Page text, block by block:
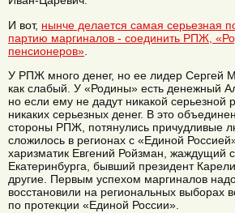
И вот, нынче делается самая серьезная
партию маргиналов - соединить РПЖ,
пенсионеров»
У РПЖ много денег, но ее лидер Сергей
как слабый. У «Родины» есть денежный
но если ему не дадут никакой серьезной
никаких серьезных денег. В это
стороны РПЖ, потянулись причудливые
сложилось в регионах с «Единой
харизматик Евгений Ройзман, жаждущий
Екатеринбурга, бывший президент
другие. Первым успехом маргиналов надо
восстановили на региональных выборах
по протекции «Единой России».